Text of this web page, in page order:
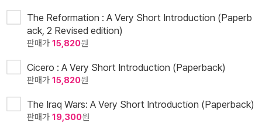
The Reformation : A Very Short Introduction (Paperb
ack, 2 Revised edition)
판매가 15,820원
Cicero : A Very Short Introduction (Paperback)
판매가 15,820원
The Iraq Wars: A Very Short Introduction (Paperback)
판매가 19,300원